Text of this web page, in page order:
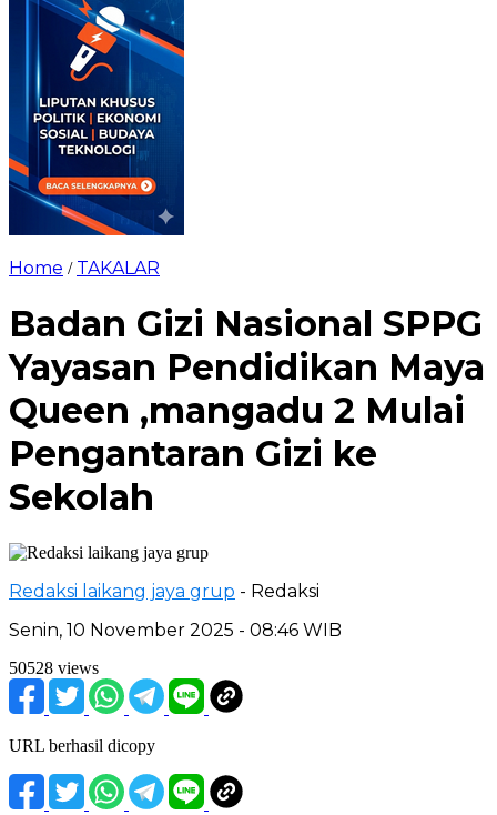
Home / TAKALAR
Badan Gizi Nasional SPPG
Yayasan Pendidikan Maya
Queen ,mangadu 2 Mulai
Pengantaran Gizi ke
Sekolah
Redaksi laikang jaya grup - Redaksi
Senin, 10 November 2025 - 08:46 WIB
50528 views
URL berhasil dicopy